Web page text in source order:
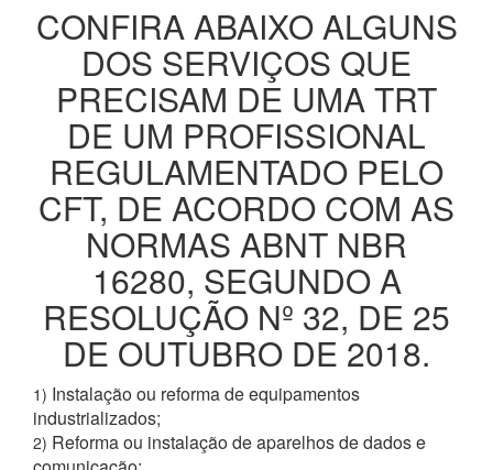
CONFIRA ABAIXO ALGUNS
DOS SERVIÇOS QUE
PRECISAM DE UMA TRT
DE UM PROFISSIONAL
REGULAMENTADO PELO
CFT, DE ACORDO COM AS
NORMAS ABNT NBR
16280, SEGUNDO A
RESOLUÇÃO Nº 32, DE 25
DE OUTUBRO DE 2018.
1) Instalação ou reforma de equipamentos
industrializados;
2) Reforma ou instalação de aparelhos de dados e